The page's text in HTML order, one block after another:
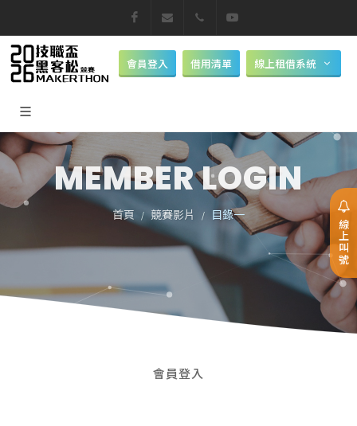
線上叫號
Facebookmakerthon@nkust.edu.tw
07-6011000
會員登入 借用清單 線上租借系統
MEMBER LOGIN
首頁 競賽影片 目錄一
會員登入